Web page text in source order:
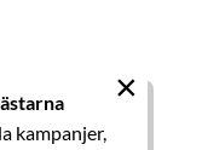
kampanjer,
×